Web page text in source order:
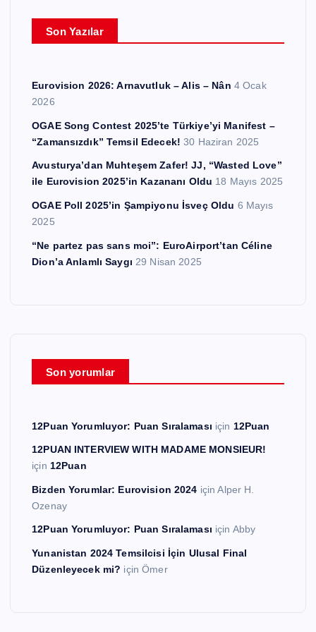
Son Yazılar
Eurovision 2026: Arnavutluk – Alis – Nân 4 Ocak
2026
OGAE Song Contest 2025’te Türkiye’yi Manifest –
“Zamansızdık” Temsil Edecek! 30 Haziran 2025
Avusturya’dan Muhteşem Zafer! JJ, “Wasted Love”
ile Eurovision 2025’in Kazananı Oldu 18 Mayıs 2025
OGAE Poll 2025’in Şampiyonu İsveç Oldu 6 Mayıs
2025
“Ne partez pas sans moi”: EuroAirport’tan Céline
Dion’a Anlamlı Saygı 29 Nisan 2025
Son yorumlar
12Puan Yorumluyor: Puan Sıralaması için 12Puan
12PUAN INTERVIEW WITH MADAME MONSIEUR!
için 12Puan
Bizden Yorumlar: Eurovision 2024 içinAlper H.
Ozenay
12Puan Yorumluyor: Puan Sıralaması için Abby
Yunanistan 2024 Temsilcisi İçin Ulusal Final
Düzenleyecek mi? içinÖmer